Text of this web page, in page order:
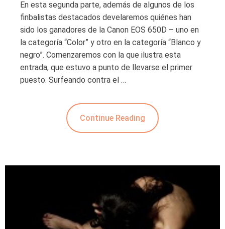
En esta segunda parte, además de algunos de los
finbalistas destacados develaremos quiénes han
sido los ganadores de la Canon EOS 650D – uno en
la categoría “Color” y otro en la categoría “Blanco y
negro”. Comenzaremos con la que ilustra esta
entrada, que estuvo a punto de llevarse el primer
puesto. Surfeando contra el …
Continue Reading